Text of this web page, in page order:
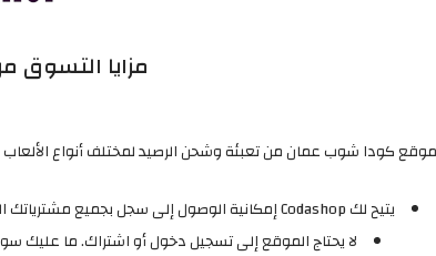
مزايا
يتيح لك Codashop إمكانية الوصول إلى سجل بجميع مشترياتك الناجحة والفاشلة أو عمليات إعادة التعبئة على صفحة حساب Codashop الخاص بك.
لا يحتاج الموقع إلى تسجيل دخول أو اشتراك. ما عليك